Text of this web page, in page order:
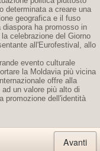
determinata a creare una
geografica e il fuso
ha promosso in
celebrazione del Giorno
all'Eurofestival, allo
evento culturale
la Moldavia più vicina
offre alla
un valore più alto di
promozione dell'identità
Avanti